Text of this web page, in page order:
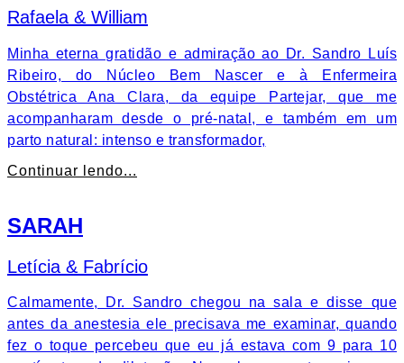
Rafaela & William
Minha eterna gratidão e admiração ao Dr. Sandro Luís
Ribeiro, do Núcleo Bem Nascer e à Enfermeira
Obstétrica Ana Clara, da equipe Partejar, que me
acompanharam desde o pré-natal, e também em um
parto natural: intenso e transformador,
Continuar lendo...
SARAH
Letícia & Fabrício
Calmamente, Dr. Sandro chegou na sala e disse que
antes da anestesia ele precisava me examinar, quando
fez o toque percebeu que eu já estava com 9 para 10